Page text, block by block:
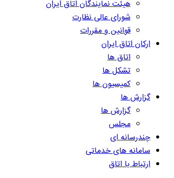
هیئت نمایندگان اتاق ایران
شورای عالی نظارت
قوانین و مقررات
ارکان اتاق ایران
اتاق ها
تشکل ها
کمیسیون ها
گزارش ها
گزارش ها
مجلس
چندرسانه ای
سامانه های خدماتی
ارتباط با اتاق